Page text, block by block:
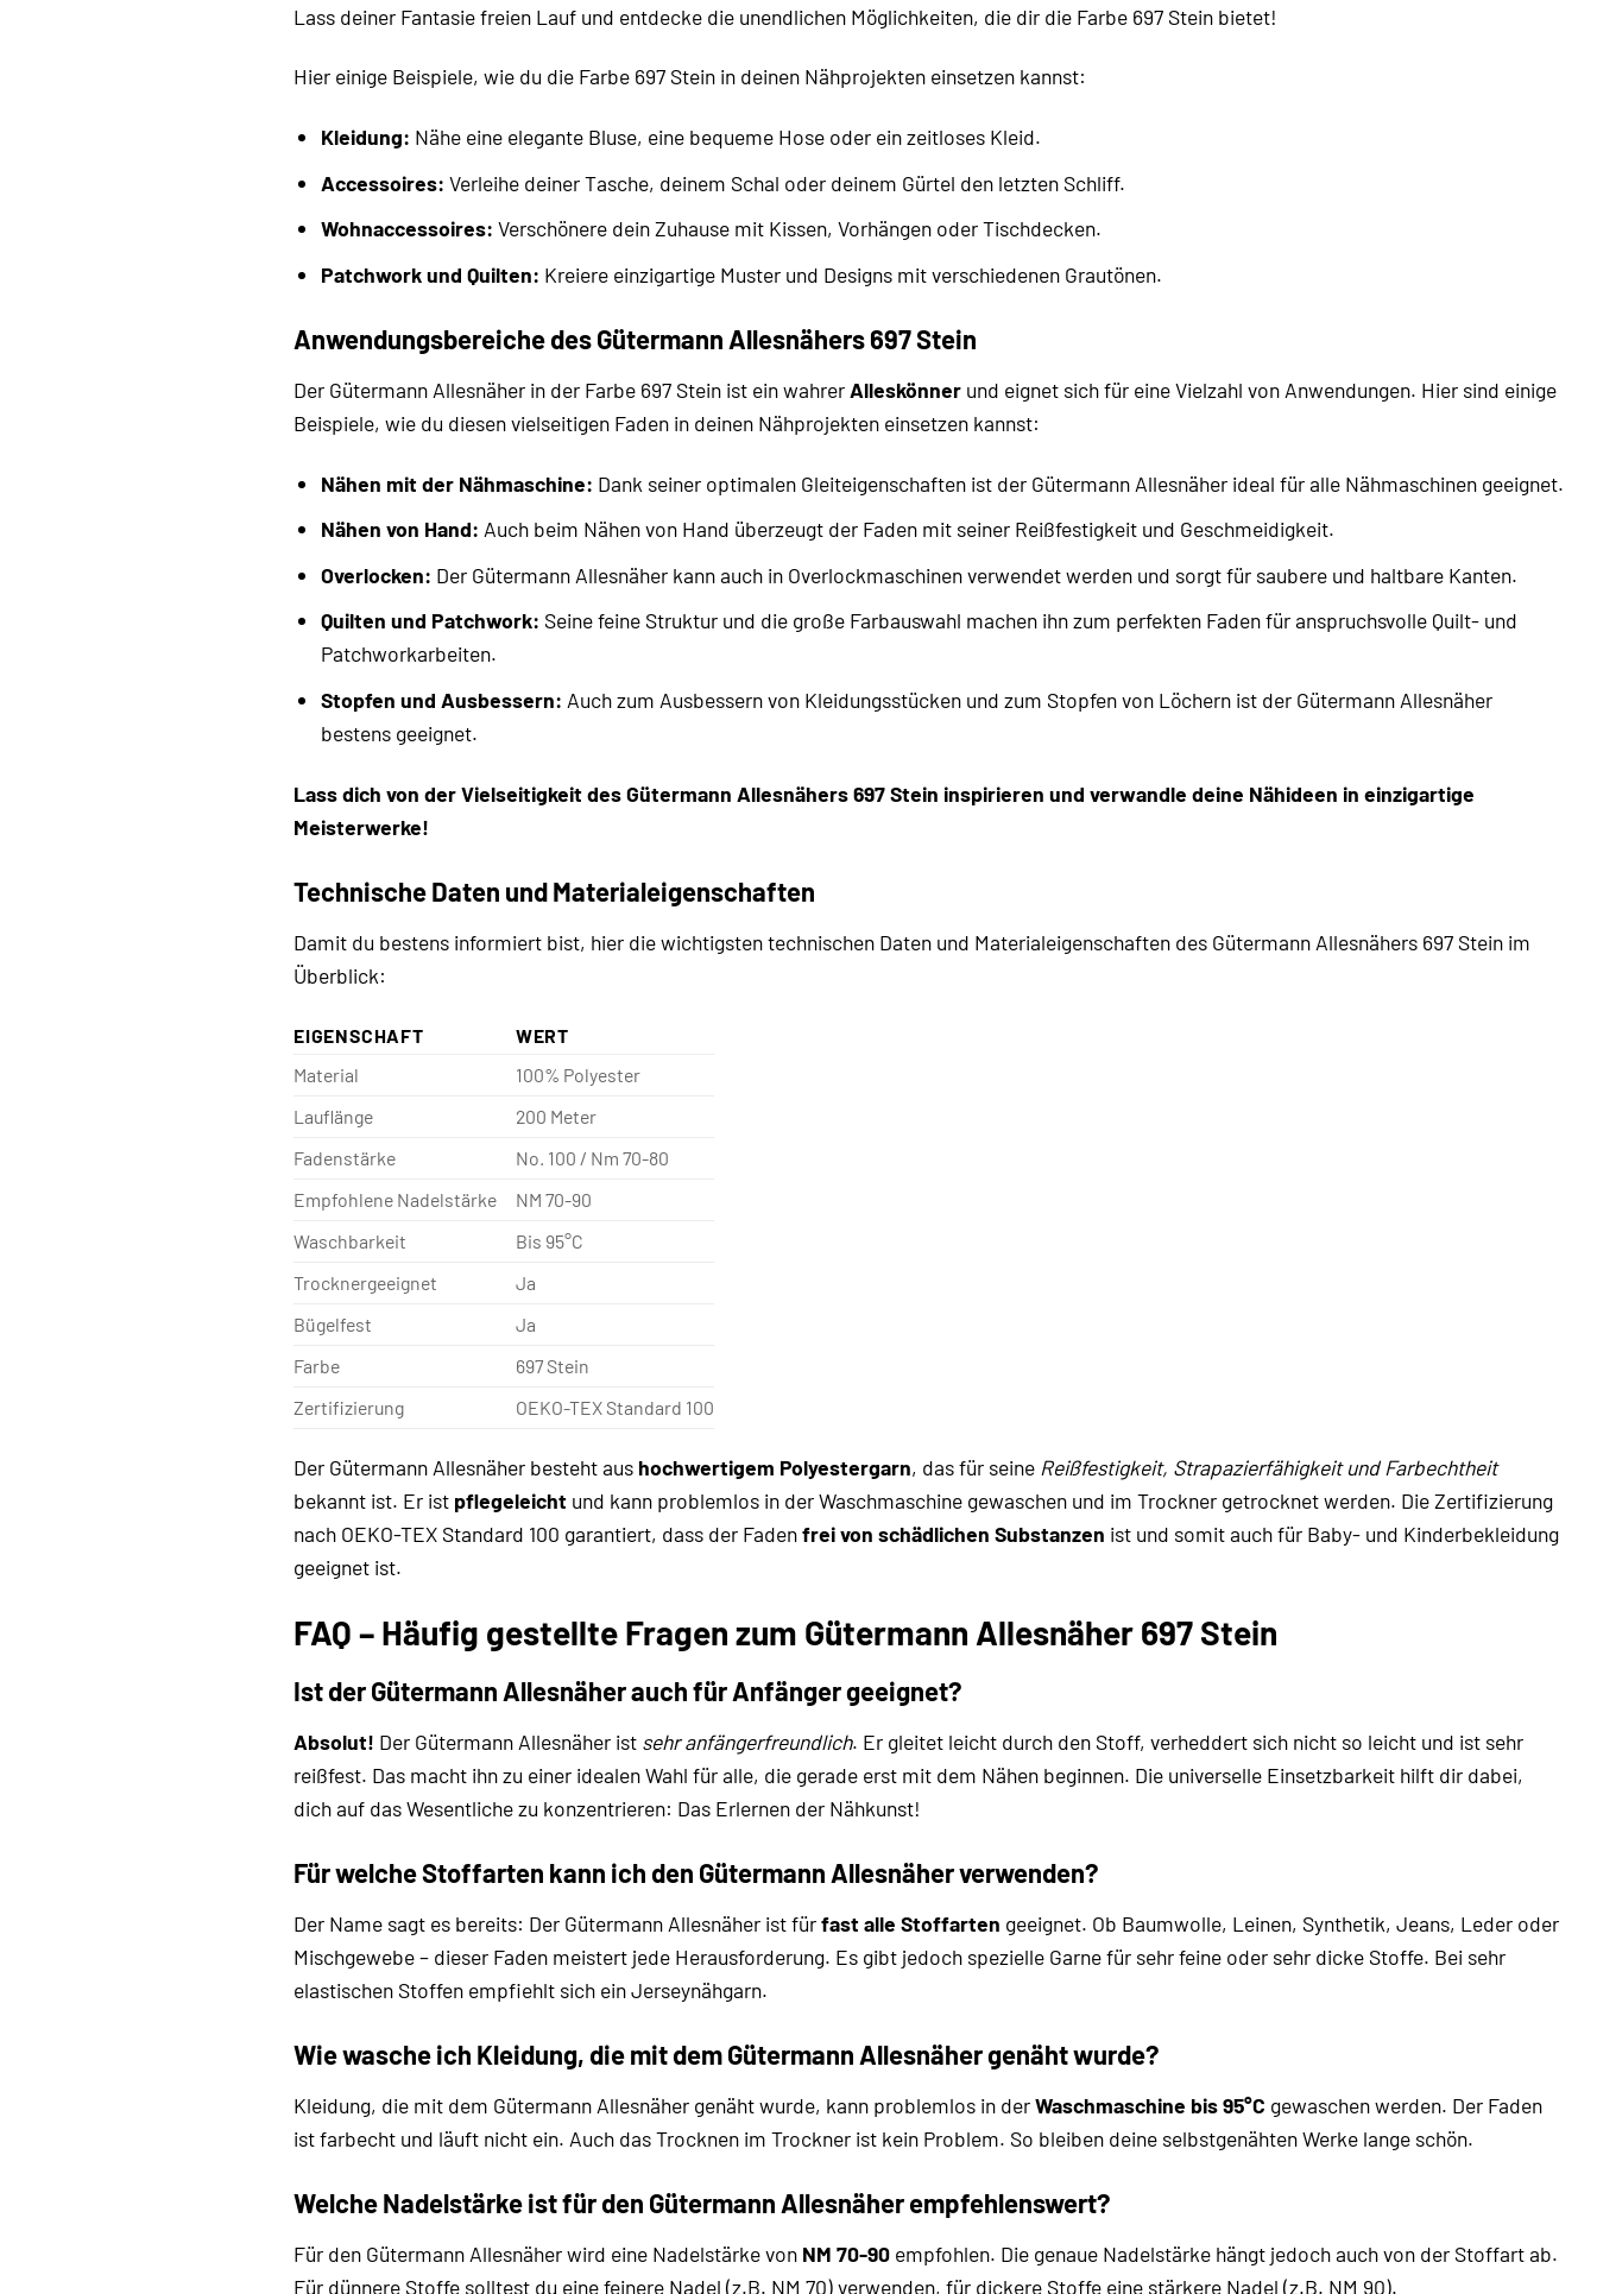
Lass deiner Fantasie freien Lauf und entdecke die unendlichen Möglichkeiten, die dir die Farbe 697 Stein bietet!
Hier einige Beispiele, wie du die Farbe 697 Stein in deinen Nähprojekten einsetzen kannst:
Kleidung: Nähe eine elegante Bluse, eine bequeme Hose oder ein zeitloses Kleid.
Accessoires: Verleihe deiner Tasche, deinem Schal oder deinem Gürtel den letzten Schliff.
Wohnaccessoires: Verschönere dein Zuhause mit Kissen, Vorhängen oder Tischdecken.
Patchwork und Quilten: Kreiere einzigartige Muster und Designs mit verschiedenen Grautönen.
Anwendungsbereiche des Gütermann Allesnähers 697 Stein
Der Gütermann Allesnäher in der Farbe 697 Stein ist ein wahrerAlleskönner und eignet sich für eine Vielzahl von Anwendungen. Hier sind einige
Beispiele, wie du diesen vielseitigen Faden in deinen Nähprojekten einsetzen kannst:
Nähen mit der Nähmaschine: Dank seiner optimalen Gleiteigenschaften ist der Gütermann Allesnäher ideal für alle Nähmaschinen geeignet.
Nähen von Hand: Auch beim Nähen von Hand überzeugt der Faden mit seiner Reißfestigkeit und Geschmeidigkeit.
Overlocken: Der Gütermann Allesnäher kann auch in Overlockmaschinen verwendet werden und sorgt für saubere und haltbare Kanten.
Quilten und Patchwork: Seine feine Struktur und die große Farbauswahl machen ihn zum perfekten Faden für anspruchsvolle Quilt- und
Patchworkarbeiten.
Stopfen und Ausbessern: Auch zum Ausbessern von Kleidungsstücken und zum Stopfen von Löchern ist der Gütermann Allesnäher
bestens geeignet.
Lass dich von der Vielseitigkeit des Gütermann Allesnähers 697 Stein inspirieren und verwandle deine Nähideen in einzigartige
Meisterwerke!
Technische Daten und Materialeigenschaften
Damit du bestens informiert bist, hier die wichtigsten technischen Daten und Materialeigenschaften des Gütermann Allesnähers 697 Stein im
Überblick:
EIGENSCHAFT
WERT
Material
100% Polyester
Lauflänge
200 Meter
Fadenstärke
No. 100 / Nm 70-80
Empfohlene Nadelstärke
NM 70-90
Waschbarkeit
Bis 95°C
Trocknergeeignet
Ja
Bügelfest
Ja
Farbe
697 Stein
Zertifizierung
OEKO-TEX Standard 100
Der Gütermann Allesnäher besteht aus hochwertigem Polyestergarn, das für seine Reißfestigkeit, Strapazierfähigkeit und Farbechtheit
bekannt ist. Er ist pflegeleicht und kann problemlos in der Waschmaschine gewaschen und im Trockner getrocknet werden. Die Zertifizierung
nach OEKO-TEX Standard 100 garantiert, dass der Fadenfrei von schädlichen Substanzen ist und somit auch für Baby- und Kinderbekleidung
geeignet ist.
FAQ – Häufig gestellte Fragen zum Gütermann Allesnäher 697 Stein
Ist der Gütermann Allesnäher auch für Anfänger geeignet?
Absolut! Der Gütermann Allesnäher ist sehr anfängerfreundlich. Er gleitet leicht durch den Stoff, verheddert sich nicht so leicht und ist sehr
reißfest. Das macht ihn zu einer idealen Wahl für alle, die gerade erst mit dem Nähen beginnen. Die universelle Einsetzbarkeit hilft dir dabei,
dich auf das Wesentliche zu konzentrieren: Das Erlernen der Nähkunst!
Für welche Stoffarten kann ich den Gütermann Allesnäher verwenden?
Der Name sagt es bereits: Der Gütermann Allesnäher ist fürfast alle Stoffarten geeignet. Ob Baumwolle, Leinen, Synthetik, Jeans, Leder oder
Mischgewebe – dieser Faden meistert jede Herausforderung. Es gibt jedoch spezielle Garne für sehr feine oder sehr dicke Stoffe. Bei sehr
elastischen Stoffen empfiehlt sich ein Jerseynähgarn.
Wie wasche ich Kleidung, die mit dem Gütermann Allesnäher genäht wurde?
Kleidung, die mit dem Gütermann Allesnäher genäht wurde, kann problemlos in derWaschmaschine bis 95°C gewaschen werden. Der Faden
ist farbecht und läuft nicht ein. Auch das Trocknen im Trockner ist kein Problem. So bleiben deine selbstgenähten Werke lange schön.
Welche Nadelstärke ist für den Gütermann Allesnäher empfehlenswert?
Für den Gütermann Allesnäher wird eine Nadelstärke von NM 70-90 empfohlen. Die genaue Nadelstärke hängt jedoch auch von der Stoffart ab.
Für dünnere Stoffe solltest du eine feinere Nadel (z.B. NM 70) verwenden, für dickere Stoffe eine stärkere Nadel (z.B. NM 90).